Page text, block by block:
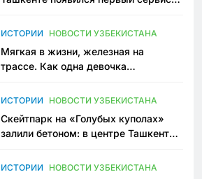
ИСТОРИИ НОВОСТИ УЗБЕКИСТАНА
Мягкая в жизни, железная на
трассе. Как одна девочка
Узбекистане
ИСТОРИИ НОВОСТИ УЗБЕКИСТАНА
Скейтпарк на «Голубых куполах»
залили бетоном: в центре Ташкента
пространство
ИСТОРИИ НОВОСТИ УЗБЕКИСТАНА